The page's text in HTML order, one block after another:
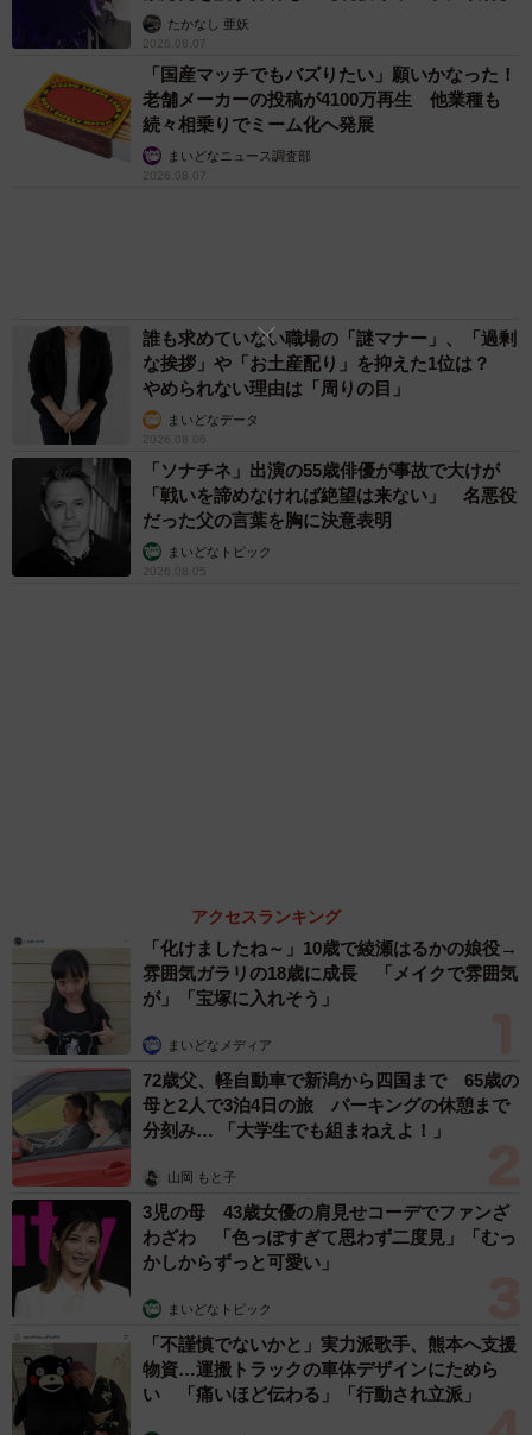
業者)を公表します」によると、新規学卒就職者のうち、3
年以内の離職率は高卒が38.4％、大卒が34.9％だったこと
がわかっています。
※出典元：厚生労働省「 新規学卒就職者の離職状況(令和3
年3月卒業者)を公表します 」
が増えると人手不足がさらに深刻化し、企業運営に支障を
来しかねません。そのため、企業は離職のリスクを避けよ
うと、採用で高卒者を敬遠することがあります。
＜スキルや経験の証明が難しい＞
高卒者は経験が限られがちで、大卒者と比べるとスキルや
経験の証明が難しいとされています。
し、前職で十分なスキルや経験を積んでいれば、採用され
る可能性もあります。
高卒の転職を成功させるポイント
4/7
たかなし 亜妖
2026.08.07
「国産マッチでもバズりたい」願いかなった！
老舗メーカーの投稿が4100万再生 他業種も
続々相乗りでミーム化へ発展
まいどなニュース調査部
2026.08.07
誰も求めていない職場の「謎マナー」、「過剰
な挨拶」や「お土産配り」を抑えた1位は？
やめられない理由は「周りの目」
まいどなデータ
2026.08.06
「ソナチネ」出演の55歳俳優が事故で大けが
「戦いを諦めなければ絶望は来ない」 名悪役
だった父の言葉を胸に決意表明
まいどなトピック
2026.08.05
アクセスランキング
「化けましたね～」10歳で綾瀬はるかの娘役→
雰囲気ガラリの18歳に成長 「メイクで雰囲気
が」「宝塚に入れそう」
まいどなメディア
72歳父、軽自動車で新潟から四国まで 65歳の
母と2人で3泊4日の旅 パーキングの休憩まで
分刻み… 「大学生でも組まねえよ！」
山岡 もと子
3児の母 43歳女優の肩見せコーデでファンざ
わざわ 「色っぽすぎて思わず二度見」「むっ
かしからずっと可愛い」
まいどなトピック
「不謹慎でないかと」実力派歌手、熊本へ支援
物資…運搬トラックの車体デザインにためら
い 「痛いほど伝わる」「行動され立派」